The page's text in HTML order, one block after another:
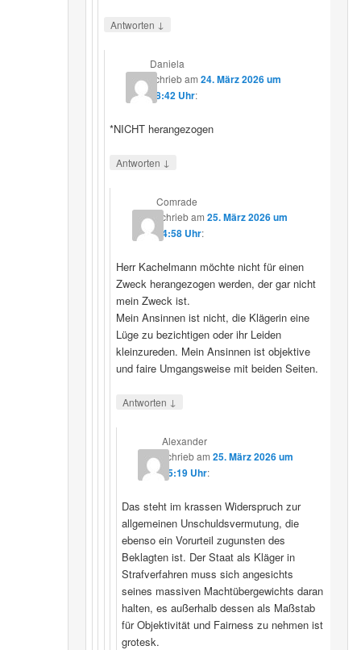
Antworten ↓
Daniela
schriebam24. März 2026 um
08:42 Uhr:
*NICHT herangezogen
Antworten ↓
Comrade
schriebam 25. März 2026 um
14:58 Uhr:
Herr Kachelmann möchte nicht für einen
Zweck herangezogen werden, der gar nicht
mein Zweck ist.
Mein Ansinnen ist nicht, die Klägerin eine
Lüge zu bezichtigen oder ihr Leiden
kleinzureden. Mein Ansinnen ist objektive
und faire Umgangsweise mit beiden Seiten.
Antworten ↓
Alexander
schriebam25. März 2026 um
15:19 Uhr:
Das steht im krassen Widerspruch zur
allgemeinen Unschuldsvermutung, die
ebenso ein Vorurteil zugunsten des
Beklagten ist. Der Staat als Kläger in
Strafverfahren muss sich angesichts
seines massiven Machtübergewichts daran
halten, es außerhalb dessen als Maßstab
für Objektivität und Fairness zu nehmen ist
grotesk.